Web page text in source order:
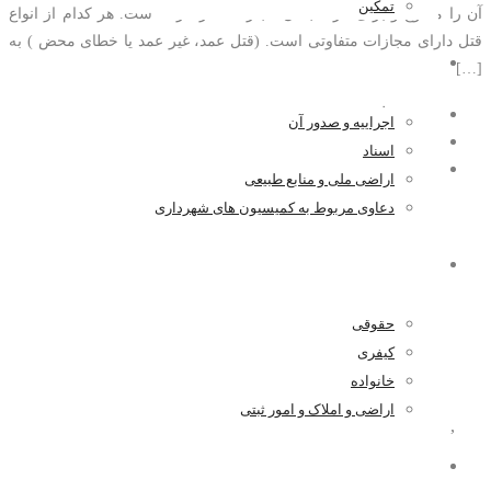
تمکین
اجراییه و صدور آن
اسناد
اراضی ملی و منابع طبیعی
دعاوی مربوط به کمیسیون های شهرداری
حقوقی
کیفری
خانواده
اراضی و املاک و امور ثبتی
آن را ممنوع و برای مرتکب آن مجازات ذکر کرده است. هر کدام از انواع
قتل دارای مجازات متفاوتی است. (قتل عمد، غیر عمد یا خطای محض ) به
[…]
مدیر سایت
۱۳۹۹-۰۵-۰۶
,